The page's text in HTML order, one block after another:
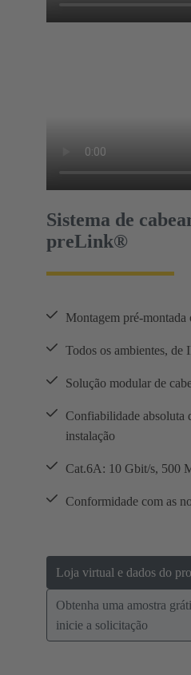
Sistema de
preLink®
Montagem pré-montada
Todos os ambientes, de
Solução modular de
Confiabilidade absoluta
instalação
Cat.6A: 10 Gbit/s, 500
Conformidade com as
Loja virtual e dados do
Obtenha uma amostra
inicie a solicitação